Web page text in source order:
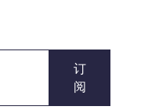
订
阅